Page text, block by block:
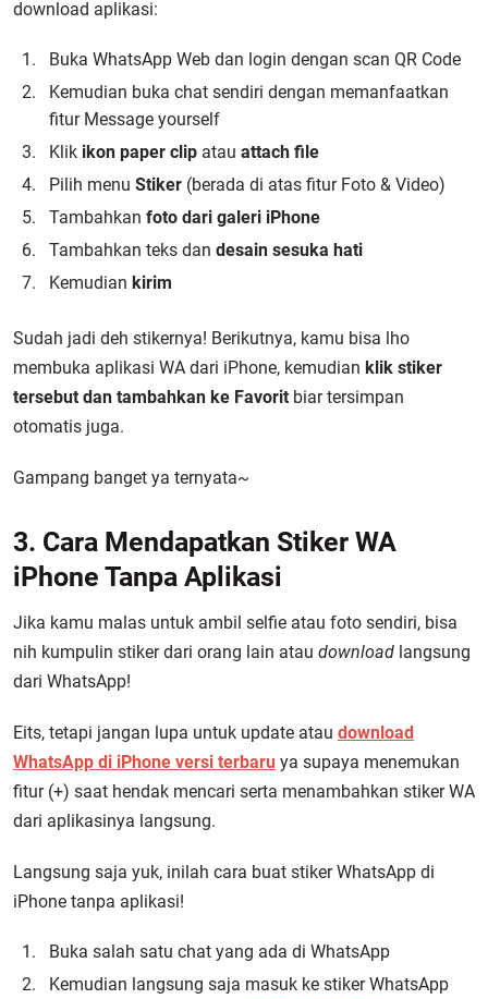
download aplikasi:
Buka WhatsApp Web dan login dengan scan QR Code
Kemudian buka chat sendiri dengan memanfaatkan
fitur Message yourself
Klik ikon paper clip atau attach file
Pilih menu Stiker (berada di atas fitur Foto & Video)
Tambahkan foto dari galeri iPhone
Tambahkan teks dan desain sesuka hati
Kemudian kirim
Sudah jadi deh stikernya! Berikutnya, kamu bisa lho
membuka aplikasi WA dari iPhone, kemudian klik stiker
tersebut dan tambahkan ke Favorit biar tersimpan
otomatis juga.
Gampang banget ya ternyata~
3. Cara Mendapatkan Stiker WA
iPhone Tanpa Aplikasi
Jika kamu malas untuk ambil selfie atau foto sendiri, bisa
nih kumpulin stiker dari orang lain atau download langsung
dari WhatsApp!
Eits, tetapi jangan lupa untuk update atau download
WhatsApp di iPhone versi terbaru ya supaya menemukan
fitur (+) saat hendak mencari serta menambahkan stiker WA
dari aplikasinya langsung.
Langsung saja yuk, inilah cara buat stiker WhatsApp di
iPhone tanpa aplikasi!
Buka salah satu chat yang ada di WhatsApp
Kemudian langsung saja masuk ke stiker WhatsApp